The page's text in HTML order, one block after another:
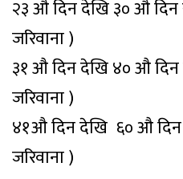
२३ औ दिन देखि ३० औ
जरिवाना )
३१ औ दिन देखि ४० औ
जरिवाना )
४१औ दिन देखि ६० औ
जरिवाना )